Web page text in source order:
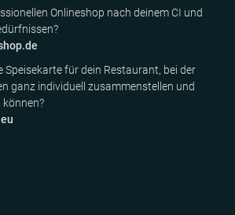
Onlineshop nach deinem CI und
Speisekarte für dein Restaurant, bei der
ganz individuell zusammenstellen und
können?